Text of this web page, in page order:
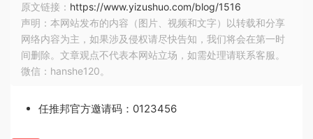
原文链接： https://www.yizushuo.com/blog/1516
声明：本网站发布的内容（图片、视频和文字）以转载和分享
网络内容为主，如果涉及侵权请尽快告知，我们将会在第一时
间删除。文章观点不代表本网站立场，如需处理请联系客服。
微信：hanshe120。
任推邦官方邀请码：0123456